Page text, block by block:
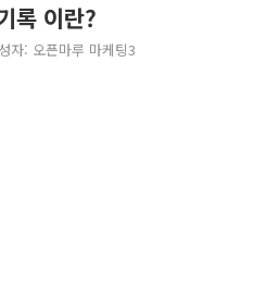
록 이란?
자: 오픈마루 마케팅3